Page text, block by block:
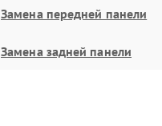
Замена передней панели
Замена задней панели